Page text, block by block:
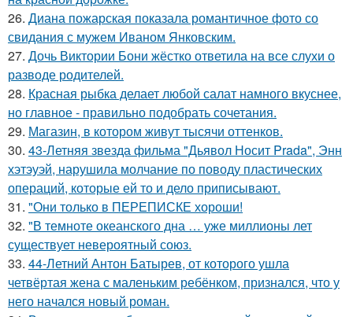
26. Диана пожарская показала романтичное фото со
свидания с мужем Иваном Янковским.
27. Дочь Виктории Бони жёстко ответила на все слухи о
разводе родителей.
28. Красная рыбка делает любой салат намного вкуснее,
но главное - правильно подобрать сочетания.
29. Магазин, в котором живут тысячи оттенков.
30. 43-Летняя звезда фильма "Дьявол Носит Prada", Энн
хэтэуэй, нарушила молчание по поводу пластических
операций, которые ей то и дело приписывают.
31. "Они только в ПЕРЕПИСКЕ хороши!
32. "В темноте океанского дна … уже миллионы лет
существует невероятный союз.
33. 44-Летний Антон Батырев, от которого ушла
четвёртая жена с маленьким ребёнком, признался, что у
него начался новый роман.